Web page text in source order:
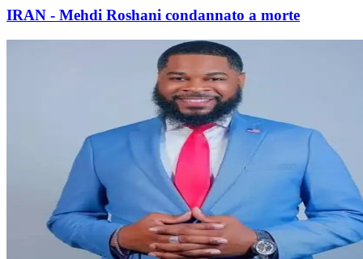
IRAN - Mehdi Roshani condannato a morte